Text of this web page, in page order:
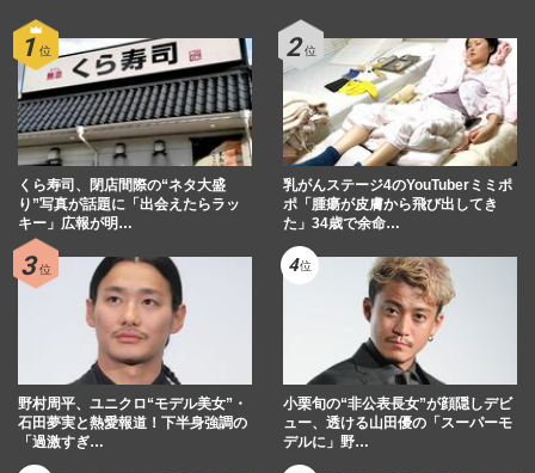
くら寿司、閉店間際の“ネタ大盛
り”写真が話題に「出会えたらラッ
キー」広報が明…
乳がんステージ4のYouTuberミミポ
ポ「腫瘍が皮膚から飛び出してき
た」34歳で余命…
野村周平、ユニクロ“モデル美女”・
石田夢実と熱愛報道！下半身強調の
「過激すぎ…
小栗旬の“非公表長女”が顔隠しデビ
ュー、透ける山田優の「スーパーモ
デルに」野…